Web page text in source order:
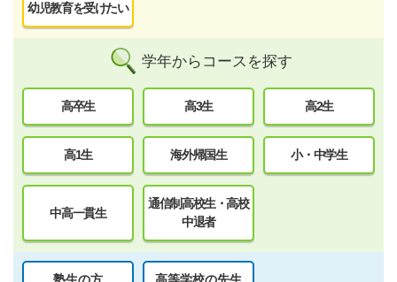
幼児教育を受けたい
学年からコースを探す
高卒生 高3生 高2生
高1生 海外帰国生 小・中学生
中高一貫生
通信制高校生・高校
中退者